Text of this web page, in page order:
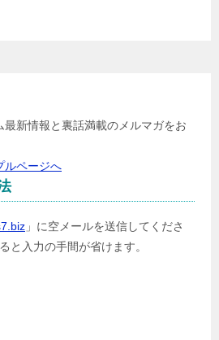
最新情報と裏話満載のメルマガをお
ルページへ
」に空メールを送信してくださ
と入力の手間が省けます。